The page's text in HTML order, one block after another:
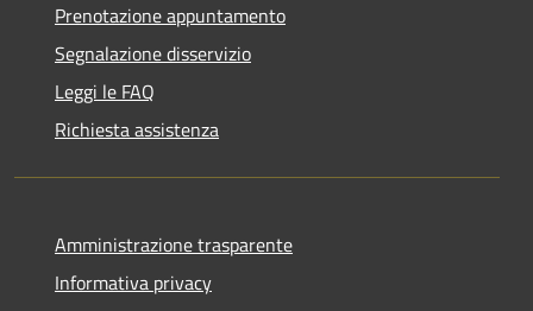
Prenotazione appuntamento
Segnalazione disservizio
Leggi le FAQ
Richiesta assistenza
Amministrazione trasparente
Informativa privacy